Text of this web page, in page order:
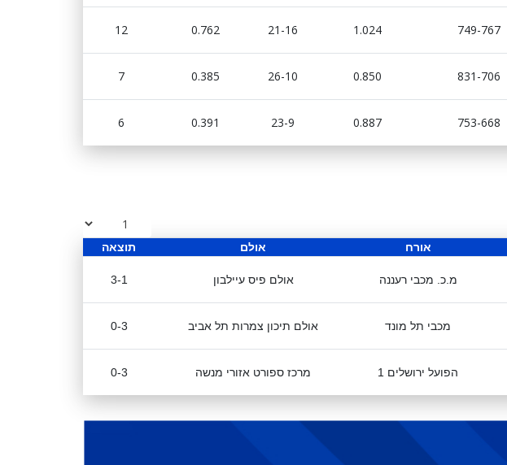
12 0.762 21-16 1.024 749-767
7 0.385 26-10 0.850 831-706
6 0.391 23-9 0.887 753-668
תוצאה אולם אורח
3-1 אולם פיס עיילבון מ.כ. מכבי רעננה
0-3 אולם תיכון צמרות תל אביב מכבי תל מונד
0-3 מרכז ספורט אזורי מנשה הפועל ירושלים 1